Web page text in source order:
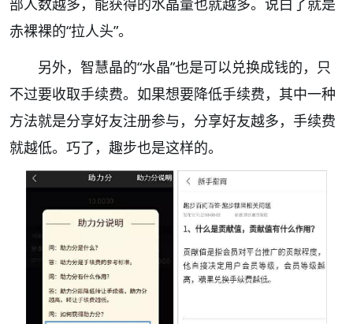
赤裸裸的“拉人头”。
另外，智慧晶的“水晶”也是可以兑换成钱的，只
不过要收取手续费。如果想要降低手续费，其中一种
方法就是分享好友注册参与，分享好友越多，手续费
就越低。巧了，趣步也是这样的。